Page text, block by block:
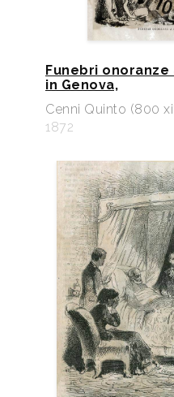
Funebri onoranze
in Genova,
Cenni Quinto (800
1872